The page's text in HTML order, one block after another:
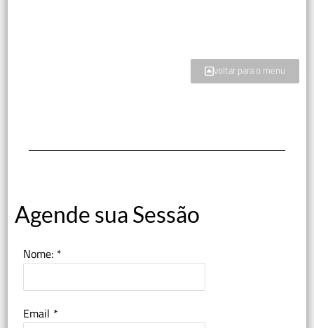
voltar para o menu
Agende sua Sessão
Nome: *
Email *